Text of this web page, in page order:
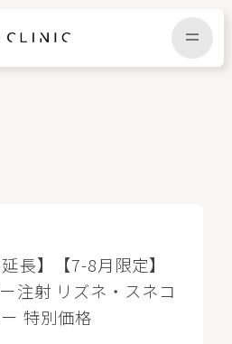
長】【7-8月限定】
注射 リズネ・スネコ
特別価格
RECRUIT